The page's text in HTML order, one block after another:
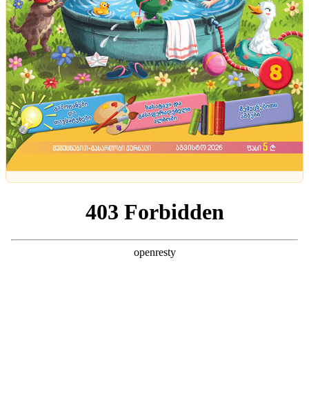
აეროპორტი, წყალქვეშა ნავი და შუშის ციხესიმაგრე
- ცნობილი ადამიანების ყველაზე უჩვეულო
სახლები